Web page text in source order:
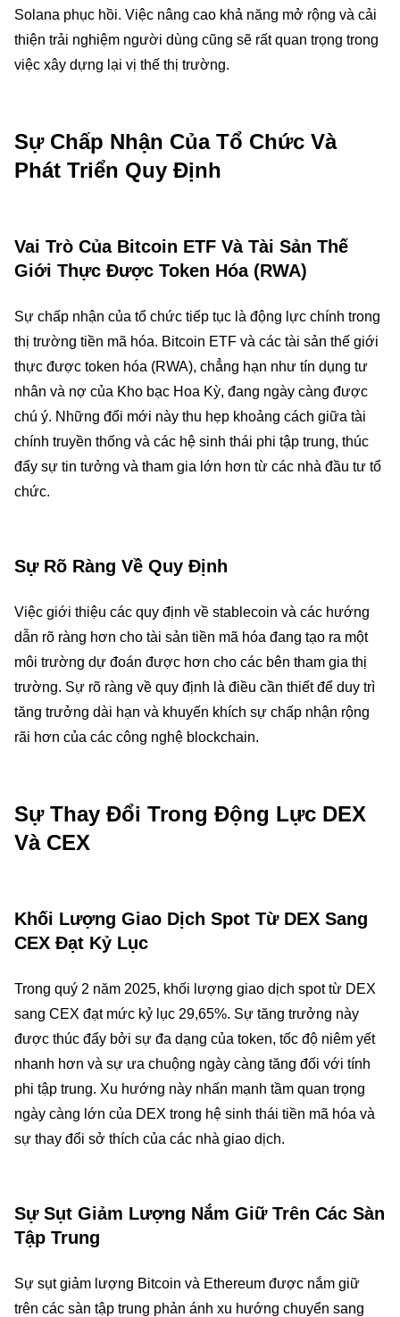
Solana phục hồi. Việc nâng cao khả năng mở rộng và cải
thiện trải nghiệm người dùng cũng sẽ rất quan trọng trong
việc xây dựng lại vị thế thị trường.
Sự Chấp Nhận Của Tổ Chức Và
Phát Triển Quy Định
Vai Trò Của Bitcoin ETF Và Tài Sản Thế
Giới Thực Được Token Hóa (RWA)
Sự chấp nhận của tổ chức tiếp tục là động lực chính trong
thị trường tiền mã hóa. Bitcoin ETF và các tài sản thế giới
thực được token hóa (RWA), chẳng hạn như tín dụng tư
nhân và nợ của Kho bạc Hoa Kỳ, đang ngày càng được
chú ý. Những đổi mới này thu hẹp khoảng cách giữa tài
chính truyền thống và các hệ sinh thái phi tập trung, thúc
đẩy sự tin tưởng và tham gia lớn hơn từ các nhà đầu tư tổ
chức.
Sự Rõ Ràng Về Quy Định
Việc giới thiệu các quy định về stablecoin và các hướng
dẫn rõ ràng hơn cho tài sản tiền mã hóa đang tạo ra một
môi trường dự đoán được hơn cho các bên tham gia thị
trường. Sự rõ ràng về quy định là điều cần thiết để duy trì
tăng trưởng dài hạn và khuyến khích sự chấp nhận rộng
rãi hơn của các công nghệ blockchain.
Sự Thay Đổi Trong Động Lực DEX
Và CEX
Khối Lượng Giao Dịch Spot Từ DEX Sang
CEX Đạt Kỷ Lục
Trong quý 2 năm 2025, khối lượng giao dịch spot từ DEX
sang CEX đạt mức kỷ lục 29,65%. Sự tăng trưởng này
được thúc đẩy bởi sự đa dạng của token, tốc độ niêm yết
nhanh hơn và sự ưa chuộng ngày càng tăng đối với tính
phi tập trung. Xu hướng này nhấn mạnh tầm quan trọng
ngày càng lớn của DEX trong hệ sinh thái tiền mã hóa và
sự thay đổi sở thích của các nhà giao dịch.
Sự Sụt Giảm Lượng Nắm Giữ Trên Các Sàn
Tập Trung
Sự sụt giảm lượng Bitcoin và Ethereum được nắm giữ
trên các sàn tập trung phản ánh xu hướng chuyển sang